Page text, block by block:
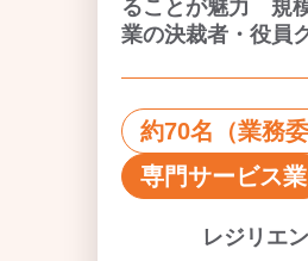
ることが魅力 規
業の決裁者・役員
約70名（業務委
専門サービス業
レジリエ